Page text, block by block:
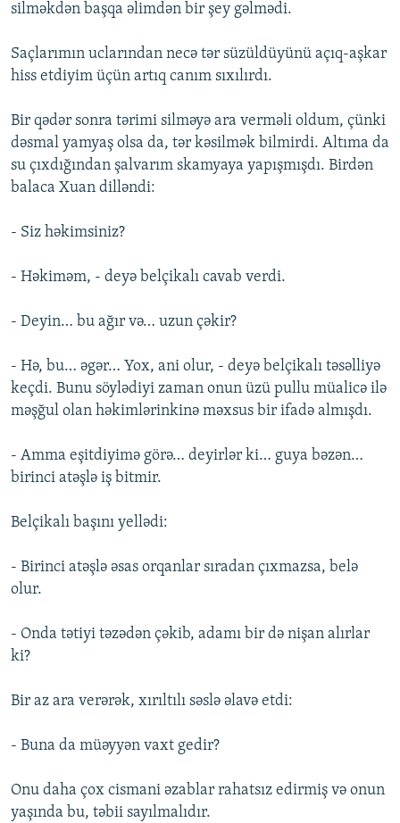
silməkdən başqa əlimdən bir şey gəlmədi.
Saçlarımın uclarından necə tər süzüldüyünü açıq-aşkar
hiss etdiyim üçün artıq canım sıxılırdı.
Bir qədər sonra tərimi silməyə ara verməli oldum, çünki
dəsmal yamyaş olsa da, tər kəsilmək bilmirdi. Altıma da
su çıxdığından şalvarım skamyaya yapışmışdı. Birdən
balaca Xuan dilləndi:
- Siz həkimsiniz?
- Həkiməm, - deyə belçikalı cavab verdi.
- Deyin… bu ağır və… uzun çəkir?
- Hə, bu… əgər… Yox, ani olur, - deyə belçikalı təsəlliyə
keçdi. Bunu söylədiyi zaman onun üzü pullu müalicə ilə
məşğul olan həkimlərinkinə məxsus bir ifadə almışdı.
- Amma eşitdiyimə görə… deyirlər ki… guya bəzən…
birinci atəşlə iş bitmir.
Belçikalı başını yellədi:
- Birinci atəşlə əsas orqanlar sıradan çıxmazsa, belə
olur.
- Onda tətiyi təzədən çəkib, adamı bir də nişan alırlar
ki?
Bir az ara verərək, xırıltılı səslə əlavə etdi:
- Buna da müəyyən vaxt gedir?
Onu daha çox cismani əzablar rahatsız edirmiş və onun
yaşında bu, təbii sayılmalıdır.